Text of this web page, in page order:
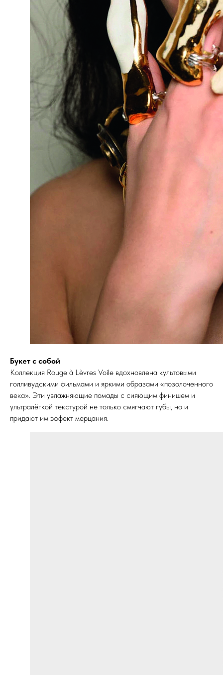
Букет с собой
Коллекция Rouge à Lèvres Voile вдохновлена культовыми
голливудскими фильмами и яркими образами «позолоченного
века». Эти увлажняющие помады с сияющим финишем и
ультралёгкой текстурой не только смягчают губы, но и
придают им эффект мерцания.